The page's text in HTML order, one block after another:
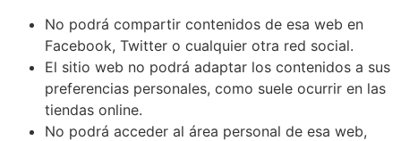
No podrá compartir contenidos de esa web en
Facebook, Twitter o cualquier otra red social.
El sitio web no podrá adaptar los contenidos a sus
preferencias personales, como suele ocurrir en las
tiendas online.
No podrá acceder al área personal de esa web,